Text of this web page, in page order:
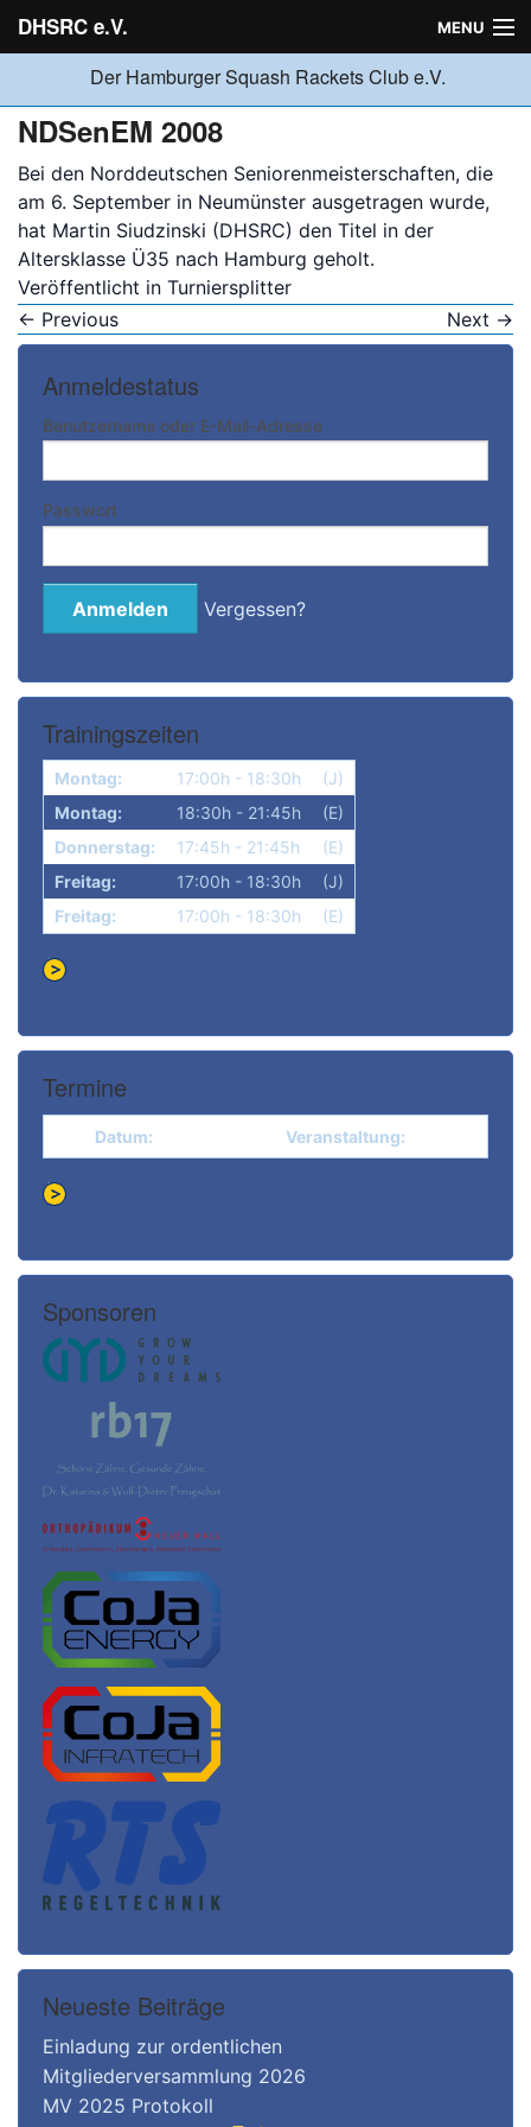
DHSRC e.V. MENU
Verein
Neuigkeiten
Ligabetrieb
Jugend
Sponsoren
Bitte anmelden
Der Hamburger Squash Rackets Club e.V.
NDSenEM 2008
Bei den Norddeutschen Seniorenmeisterschaften, die
am 6. September in Neumünster ausgetragen wurde,
hat Martin Siudzinski (DHSRC) den Titel in der
Altersklasse Ü35 nach Hamburg geholt.
Veröffentlicht in Turniersplitter
← Previous Next →
Anmeldestatus
Benutzername oder E-Mail-Adresse
Passwort
Vergessen?
Trainingszeiten
Montag: 17:00h - 18:30h
(J)
Montag:
18:30h - 21:45h
(E)
Donnerstag:
17:45h - 21:45h
(E)
Freitag:
17:00h - 18:30h
(J)
Freitag:
17:00h - 18:30h (E)
Termine
Datum: Veranstaltung:
Sponsoren
Neueste Beiträge
Einladung zur ordentlichen
Mitgliederversammlung 2026
MV 2025 Protokoll